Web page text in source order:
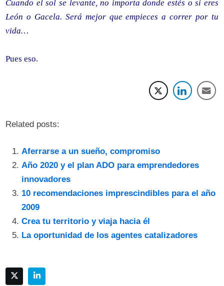
Cuando el sol se levante, no importa donde estés o si eres
León o Gacela. Será mejor que empieces a correr por tu
vida…
Pues eso.
Related posts:
Aferrarse a un sueño, compromiso
Año 2020 y el plan ADO para emprendedores
innovadores
10 recomendaciones imprescindibles para el año
2009
Crea tu territorio y viaja hacia él
La oportunidad de los agentes catalizadores